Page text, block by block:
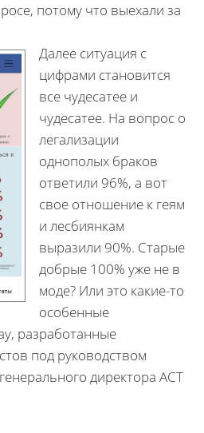
потому что выехали за
Далее ситуация с
цифрами становится
все чудесатее и
чудесатее. На вопрос о
легализации
однополых браков
ответили 96%, а вот
свое отношение к геям
и лесбиянкам
выразили 90%. Старые
добрые 100% уже не в
моде? Или это какие-то
особенные
разработанные
под руководством
директора АСТ